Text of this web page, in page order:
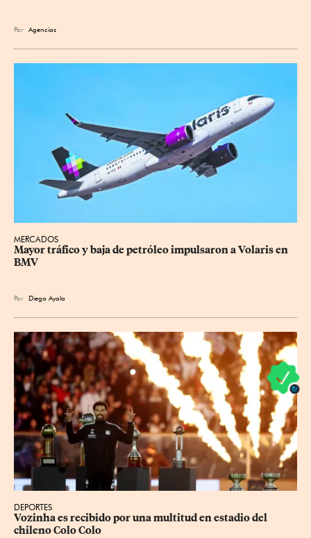
Por Agencias
MERCADOS
Mayor tráfico y baja de petróleo impulsaron a Volaris en
BMV
Por Diego Ayala
DEPORTES
Vozinha es recibido por una multitud en estadio del
chileno Colo Colo